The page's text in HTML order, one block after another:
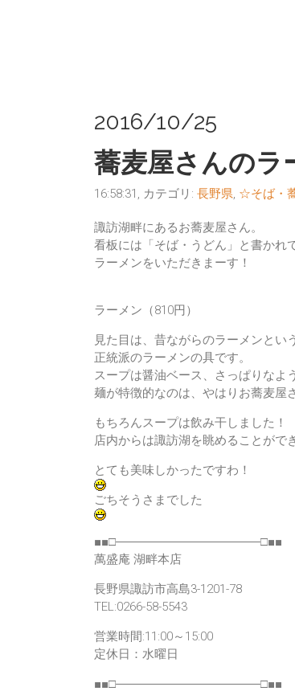
2016/10/25
蕎麦屋さんのラ
16:58:31, カテゴリ: 長野県, ☆そば・
諏訪湖畔にあるお蕎麦屋さん。
看板には「そば・うどん」と書かれ
ラーメンをいただきまーす！
ラーメン （810円）
見た目は、昔ながらのラーメンとい
正統派のラーメンの具です。
スープは醤油ベース、さっぱりなよ
麺が特徴的なのは、やはりお蕎麦屋
もちろんスープは飲み干しました！
店内からは諏訪湖を眺めることがで
とても美味しかったですわ！
ごちそうさまでした
■■□――――――――――――□■■
萬盛庵 湖畔本店
長野県諏訪市高島3-1201-78
TEL:0266-58-5543
営業時間:11:00～15:00
定休日：水曜日
■■□――――――――――――□■■